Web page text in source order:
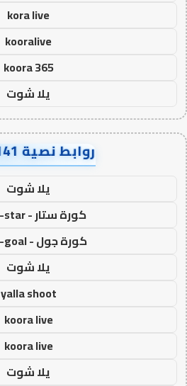
kora live
kooralive
koora 365
يلا شوت
روابط نصية AA90141
يلا شوت
كورة ستار - koora-star
كورة جول - koora-goal
يلا شوت
yalla shoot
koora live
koora live
يلا شوت